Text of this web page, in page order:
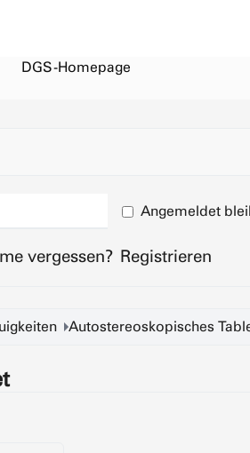
DGS-Homepage
Angemeldet
vergessen? Registrieren
Autostereoskopisches